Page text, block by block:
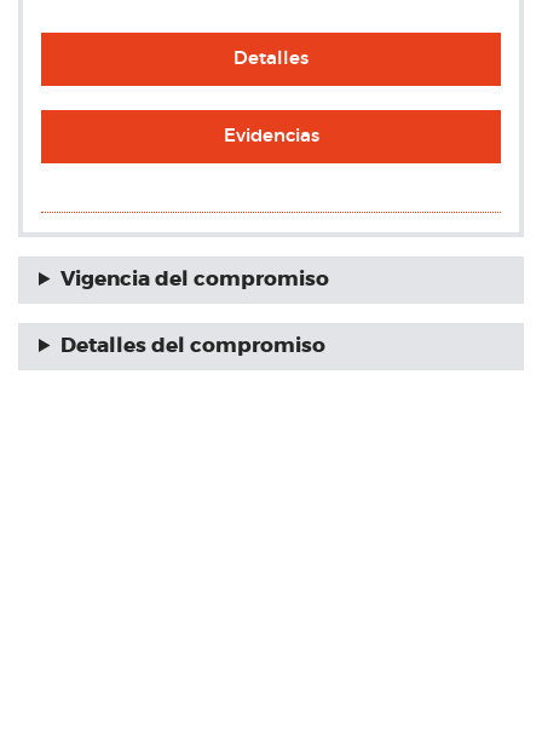
Detalles
Evidencias
Vigencia del compromiso
Detalles del compromiso